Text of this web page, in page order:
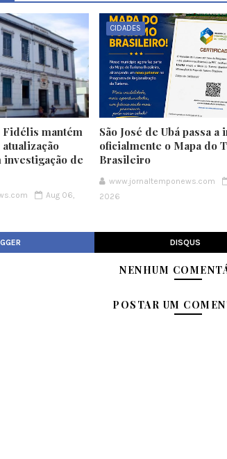
Fidélis mantém
investigação de
Aug 06,
CIDADES
São José de Ubá passa a
oficialmente o Mapa do
Brasileiro
www.jornaltemponews.com
2026
DISQUS
NENHUM
POSTAR UM